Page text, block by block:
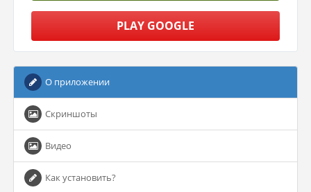
PLAY GOOGLE
О приложении
Скриншоты
Видео
Как установить?